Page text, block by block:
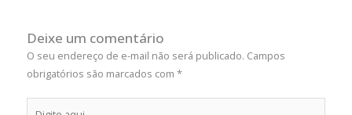
Deixe um comentário
O seu endereço de e-mail não será publicado. Campos
obrigatórios são marcados com*